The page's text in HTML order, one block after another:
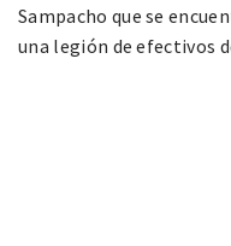
Sampacho que se
una legión de efectivos